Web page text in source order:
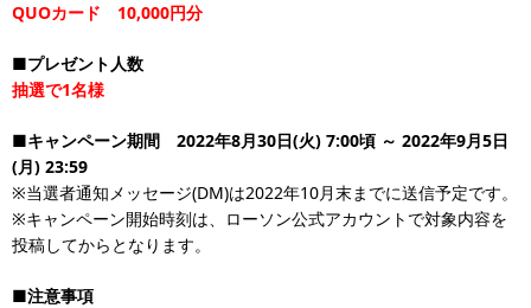
QUOカード 10,000円分
■プレゼント人数
抽選で1名様
■キャンペーン期間 2022年8月30日(火) 7:00頃 ～ 2022年9月5日
(月) 23:59
※当選者通知メッセージ(DM)は2022年10月末までに送信予定です。
※キャンペーン開始時刻は、ローソン公式アカウントで対象内容を
投稿してからとなります。
■注意事項